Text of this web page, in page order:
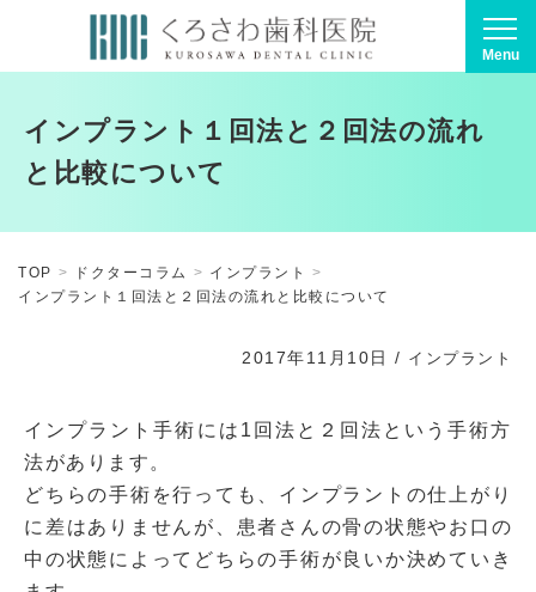
Menu
インプラント１回法と２回法の流れ
と比較について
TOP ドクターコラム
インプラント
インプラント１回法と２回法の流れと比較について
2017年11月10日 / インプラント
インプラント手術には1回法と２回法という手術方
法があります。
どちらの手術を行っても、インプラントの仕上がり
に差はありませんが、患者さんの骨の状態やお口の
中の状態によってどちらの手術が良いか決めていき